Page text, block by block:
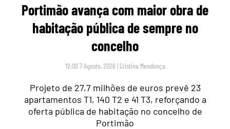
Portimão avança com maior obra de
habitação pública de sempre no
concelho
12:00 7 Agosto, 2026 | Cristina Mendonça
Projeto de 27,7 milhões de euros prevê 23
apartamentos T1, 140 T2 e 41 T3, reforçando a
oferta pública de habitação no concelho de
Portimão